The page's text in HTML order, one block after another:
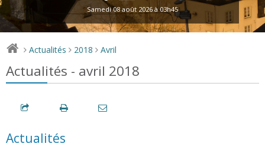
Samedi 08 août 2026 à 03h45
> Actualités > 2018 > Avril
Actualités - avril 2018
Actualités